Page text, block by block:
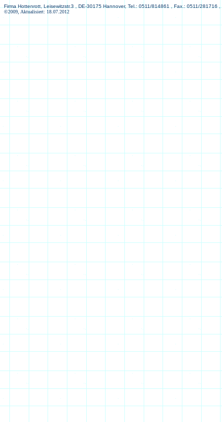
Firma Hottenrott, Leisewitzstr.3 , DE-30175 Hannover, Tel.: 0511/814861 , Fax.: 0511/281716
©2009, Aktualisiert: 18.07.2012